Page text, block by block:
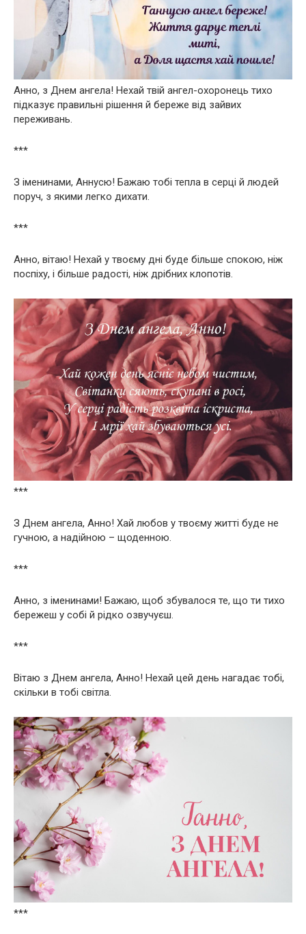
Анно, з Днем ангела! Нехай твій ангел-охоронець тихо
підказує правильні рішення й береже від зайвих
переживань.
***
З іменинами, Аннусю! Бажаю тобі тепла в серці й людей
поруч, з якими легко дихати.
***
Анно, вітаю! Нехай у твоєму дні буде більше спокою, ніж
поспіху, і більше радості, ніж дрібних клопотів.
***
З Днем ангела, Анно! Хай любов у твоєму житті буде не
гучною, а надійною – щоденною.
***
Анно, з іменинами! Бажаю, щоб збувалося те, що ти тихо
бережеш у собі й рідко озвучуєш.
***
Вітаю з Днем ангела, Анно! Нехай цей день нагадає тобі,
скільки в тобі світла.
***